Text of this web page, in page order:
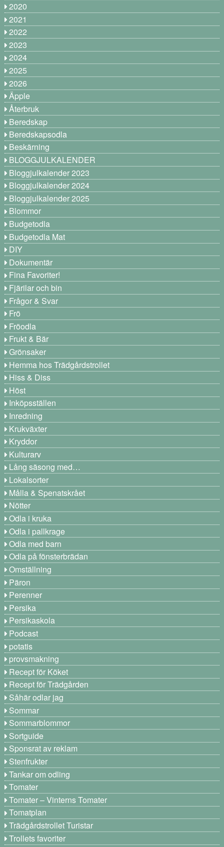
2020
2021
2022
2023
2024
2025
2026
Äpple
Återbruk
Beredskap
Beredskapsodla
Beskärning
BLOGGJULKALENDER
Bloggjulkalender 2023
Bloggjulkalender 2024
Bloggjulkalender 2025
Blommor
Budgetodla
Budgetodla Mat
DIY
Dokumentär
Fina Favoriter!
Fjärilar och bin
Frågor & Svar
Frö
Fröodla
Frukt & Bär
Grönsaker
Hemma hos Trädgårdstrollet
Hiss & Diss
Höst
Inköpsställen
Inredning
Krukväxter
Kryddor
Kulturarv
Lång säsong med…
Lokalsorter
Målla & Spenatskrået
Nötter
Odla i kruka
Odla i pallkrage
Odla med barn
Odla på fönsterbrädan
Omställning
Päron
Perenner
Persika
Persikaskola
Podcast
potatis
provsmakning
Recept för Köket
Recept för Trädgården
Såhär odlar jag
Sommar
Sommarblommor
Sortguide
Sponsrat av reklam
Stenfrukter
Tankar om odling
Tomater
Tomater – Vinterns Tomater
Tomatplan
Trädgårdstrollet Turistar
Trollets favoriter